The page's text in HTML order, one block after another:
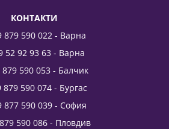
КОНТАКТИ
879 590 022 - Варна
52 92 93 63 - Варна
879 590 053 - Балчик
879 590 074 - Бургас
877 590 039 - София
590 086 - Пловдив